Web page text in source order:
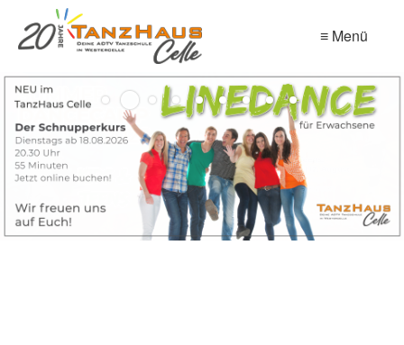
≡ Menü